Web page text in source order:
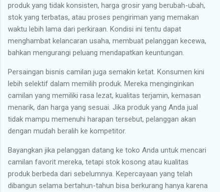
produk yang tidak konsisten, harga grosir yang berubah-ubah,
stok yang terbatas, atau proses pengiriman yang memakan
waktu lebih lama dari perkiraan. Kondisi ini tentu dapat
menghambat kelancaran usaha, membuat pelanggan kecewa,
bahkan mengurangi peluang mendapatkan keuntungan.
Persaingan bisnis camilan juga semakin ketat. Konsumen kini
lebih selektif dalam memilih produk. Mereka menginginkan
camilan yang memiliki rasa lezat, kualitas terjamin, kemasan
menarik, dan harga yang sesuai. Jika produk yang Anda jual
tidak mampu memenuhi harapan tersebut, pelanggan akan
dengan mudah beralih ke kompetitor.
Bayangkan jika pelanggan datang ke toko Anda untuk mencari
camilan favorit mereka, tetapi stok kosong atau kualitas
produk berbeda dari sebelumnya. Kepercayaan yang telah
dibangun selama bertahun-tahun bisa berkurang hanya karena